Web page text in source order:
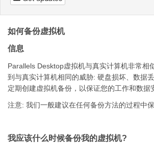
如何备份虚拟机
信息
Parallels Desktop虚拟机与真实计算机非常相
到与真实计算机相同的威胁: 硬盘损坏、数据
定期创建虚拟机备份，以保证您的工作和数据
注意: 我们一般建议在任何备份方法的过程中保
我应该什么时候备份我的虚拟机?